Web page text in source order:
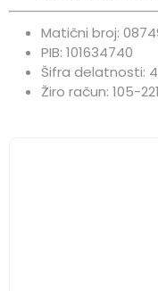
Matični broj:
PIB: 101634740
Šifra delatnosti:
Žiro račun: 105-